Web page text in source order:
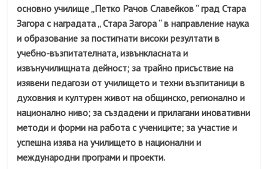
основно училище „Петко Рачов Славейков “ град Стара
Загора с наградата „ Стара Загора “ в направление наука
и образование за постигнати високи резултати в
учебно-възпитателната, извънкласната и
извънучилищната дейност; за трайно присъствие на
изявени педагози от училището и техни възпитаници в
духовния и културен живот на общинско, регионално и
национално ниво; за създадени и прилагани иновативни
методи и форми на работа с учениците; за участие и
успешна изява на училището в национални и
международни програми и проекти.